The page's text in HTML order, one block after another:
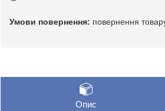
повернення
Опис